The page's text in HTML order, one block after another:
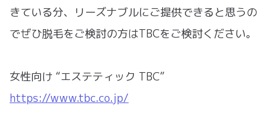
きている分、リーズナブルにご提供できると思うの
でぜひ脱毛をご検討の方はTBCをご検討ください。
女性向け “エステティック TBC”
https://www.tbc.co.jp/